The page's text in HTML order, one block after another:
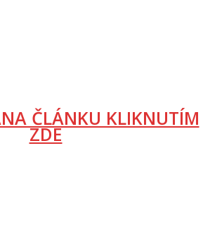
ČLÁNKU KLIKNUTÍM
ZDE